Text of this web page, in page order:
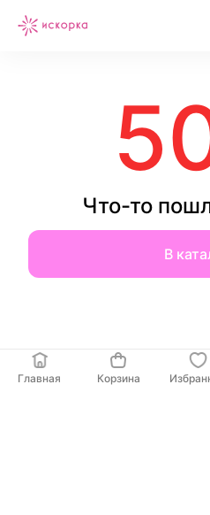
Что-то
В
Главная Корзина